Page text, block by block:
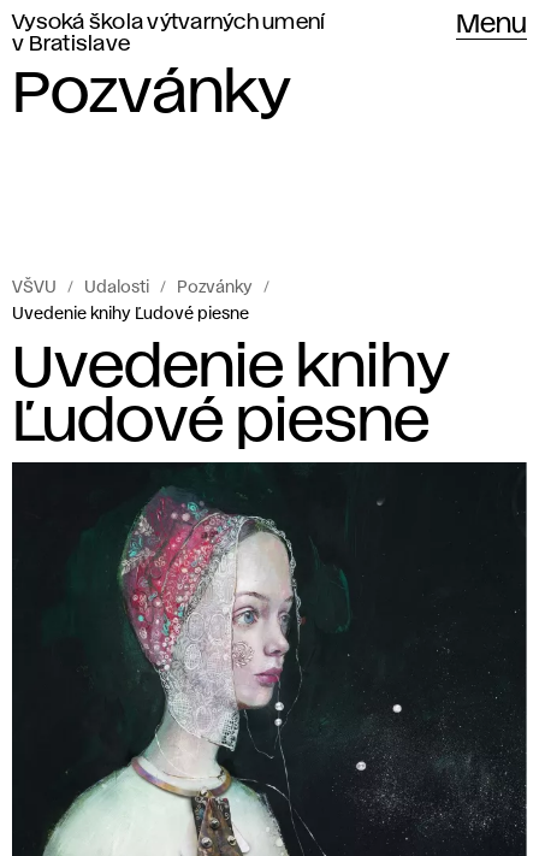
Vysoká škola výtvarných umení
v Bratislave
Menu
Pozvánky
VŠVU Udalosti
Pozvánky
Uvedenie knihy Ľudové piesne
Uvedenie knihy
Ľudové piesne